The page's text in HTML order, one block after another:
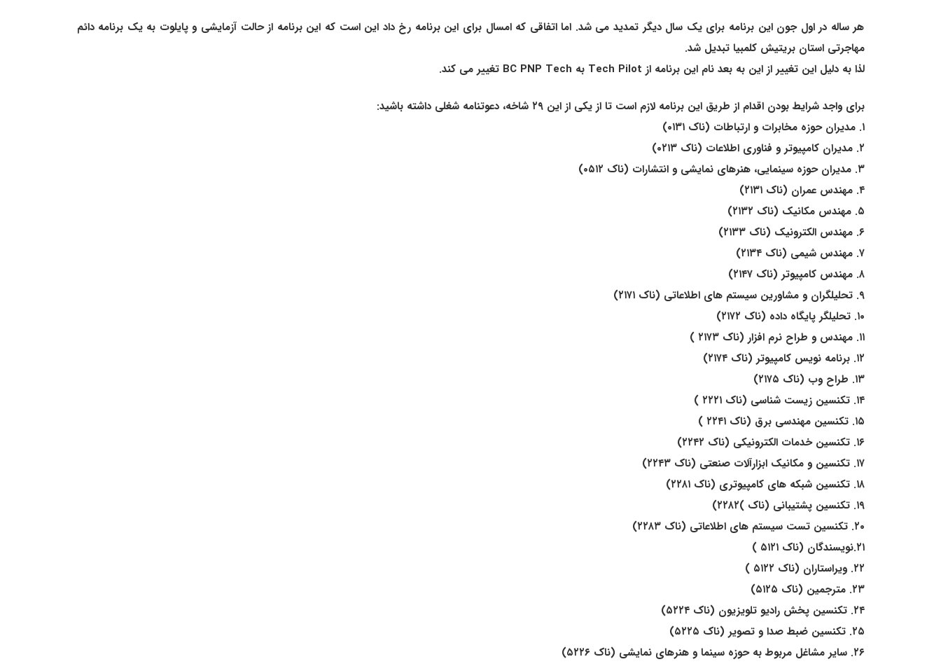
هر ساله در اول جون این برنامه برای یک سال دیگر تمدید می شد. اما اتفاقی که امسال برای این برنامه رخ داد این است که این برنامه از حالت آزمایشی و پایلوت به یک برنامه دائم
مهاجرتی استان بریتیش کلمبیا تبدیل شد.
لذا به دلیل این تغییر از این به بعد نام این برنامه از Tech Pilot به BC PNP Tech تغییر می کند.
برای واجد شرایط بودن اقدام از طریق این برنامه لازم است تا از یکی از این ۲۹ شاخه، دعوتنامه شغلی داشته باشید:
۱. مدیران حوزه مخابرات و ارتباطات (ناک ۰۱۳۱)
۲. مدیران کامپیوتر و فناوری اطلاعات (ناک ۰۲۱۳)
۳. مدیران حوزه سینمایی، هنرهای نمایشی و انتشارات (ناک ۰۵۱۲)
۴. مهندس عمران (ناک ۲۱۳۱)
۵. مهندس مکانیک (ناک ۲۱۳۲)
۶. مهندس الکترونیک (ناک ۲۱۳۳)
۷. مهندس شیمی (ناک ۲۱۳۴)
۸. مهندس کامپیوتر (ناک ۲۱۴۷)
۹. تحلیلگران و مشاورین سیستم های اطلاعاتی (ناک ۲۱۷۱)
۱۰. تحلیلگر پایگاه داده (ناک ۲۱۷۲)
۱۱. مهندس و طراح نرم افزار (ناک ۲۱۷۳ )
۱۲. برنامه نویس کامپیوتر (ناک ۲۱۷۴)
۱۳. طراح وب (ناک ۲۱۷۵)
۱۴. تکنسین زیست شناسی (ناک ۲۲۲۱ )
۱۵. تکنسین مهندسی برق (ناک ۲۲۴۱ )
۱۶. تکنسین خدمات الکترونیکی (ناک ۲۲۴۲)
۱۷. تکنسین و مکانیک ابزارآلات صنعتی (ناک ۲۲۴۳)
۱۸. تکنسین شبکه های کامپیوتری (ناک ۲۲۸۱)
۱۹. تکنسین پشتیبانی (ناک )۲۲۸۲)
۲۰. تکنسین تست سیستم های اطلاعاتی (ناک ۲۲۸۳)
۲۱.نویسندگان (ناک ۵۱۲۱ )
۲۲. ویراستاران (ناک ۵۱۲۲ )
۲۳. مترجمین (ناک ۵۱۲۵)
۲۴. تکنسین پخش رادیو تلویزیون (ناک ۵۲۲۴)
۲۵. تکنسین ضبط صدا و تصویر (ناک ۵۲۲۵)
۲۶. سایر مشاغل مربوط به حوزه سینما و هنرهای نمایشی (ناک ۵۲۲۶)